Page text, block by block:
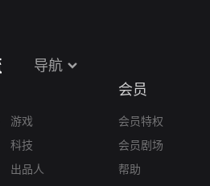
导航
游戏
科技
出品人
会员
会员特权
会员剧场
帮助